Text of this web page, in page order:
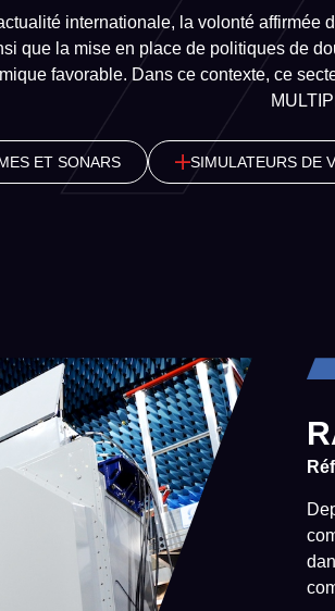
internationale, la volonté
que la mise en place de politiques de
favorable. Dans ce contexte, ce
ET SONARS SIMULATEURS DE